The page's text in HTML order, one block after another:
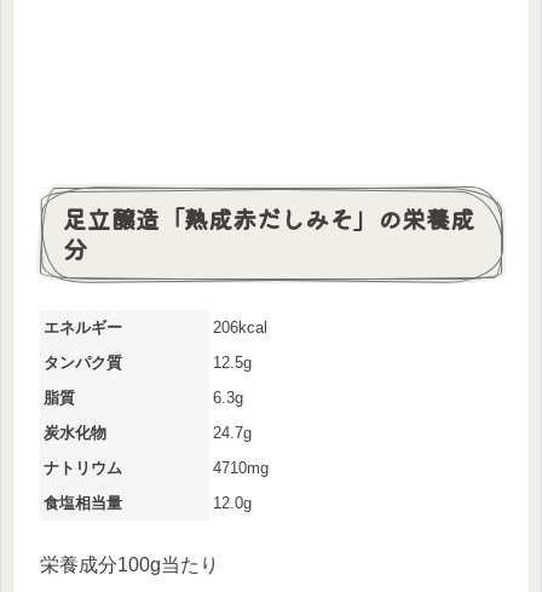
足立醸造「熟成赤だしみそ」の栄養成
分
エネルギー
206kcal
タンパク質
12.5g
脂質
6.3g
炭水化物
24.7g
ナトリウム
4710mg
食塩相当量
12.0g
栄養成分100g当たり